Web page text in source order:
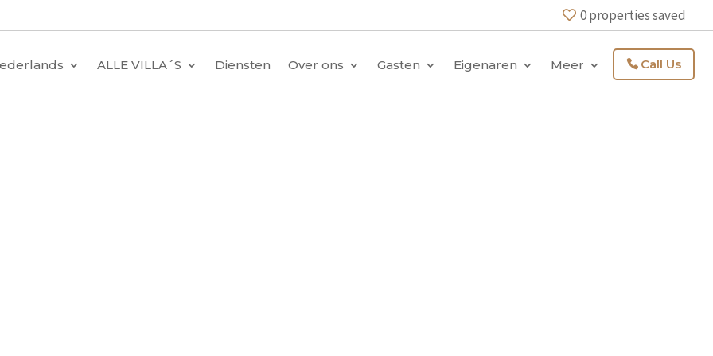
0properties saved
ALLE VILLA´S Diensten Over ons Gasten Eigenaren Meer Call Us